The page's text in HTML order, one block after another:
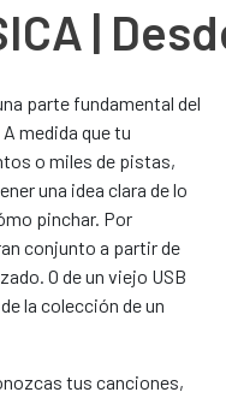
|
parte fundamental del
medida que tu
o miles de pistas,
una idea clara de lo
pinchar. Por
conjunto a partir de
O de un viejo USB
la colección de un
tus canciones,